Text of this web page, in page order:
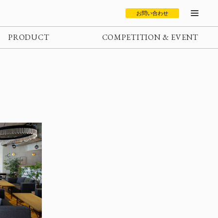
お問い合わせ
PRODUCT COMPETITION & EVENT